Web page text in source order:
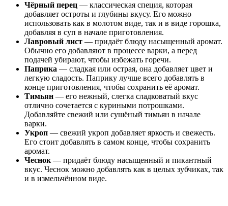
Чёрный перец — классическая специя, которая
добавляет остроты и глубины вкусу. Его можно
использовать как в молотом виде, так и в виде горошка,
добавляя в суп в начале приготовления.
Лавровый лист — придаёт блюду насыщенный аромат.
Обычно его добавляют в процессе варки, а перед
подачей убирают, чтобы избежать горечи.
Паприка — сладкая или острая, она добавляет цвет и
легкую сладость. Паприку лучше всего добавлять в
конце приготовления, чтобы сохранить её аромат.
Тимьян — его нежный, слегка сладковатый вкус
отлично сочетается с куриными потрошками.
Добавляйте свежий или сушёный тимьян в начале
варки.
Укроп — свежий укроп добавляет яркость и свежесть.
Его стоит добавлять в самом конце, чтобы сохранить
аромат.
Чеснок — придаёт блюду насыщенный и пикантный
вкус. Чеснок можно добавлять как в целых зубчиках, так
и в измельчённом виде.